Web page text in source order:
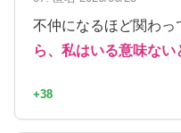
不仲になるほど関わっ
ら、私はいる意味ない
+38